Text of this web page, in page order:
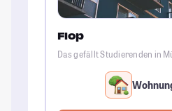
Flop
Das gefällt Studierenden in